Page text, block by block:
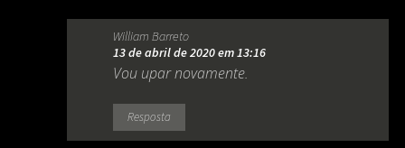
William Barreto
13 de abril de 2020 em 13:16
Vou upar novamente.
Resposta